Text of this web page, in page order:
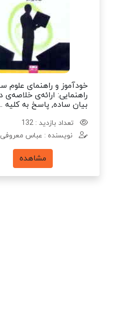
خودآموز و راهنمای علوم
راهنمایی: ارائه‌ی خلاصه‌ی
بیان ساده, پاسخ به کلیه
تعداد بازدید : 132
نویسنده : عباس معروفی
مشاهده